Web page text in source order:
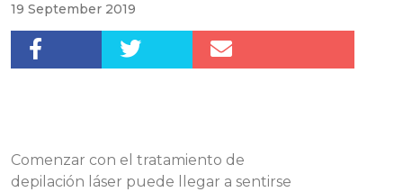
19 September 2019
Comenzar con el tratamiento de
depilación láser puede llegar a sentirse